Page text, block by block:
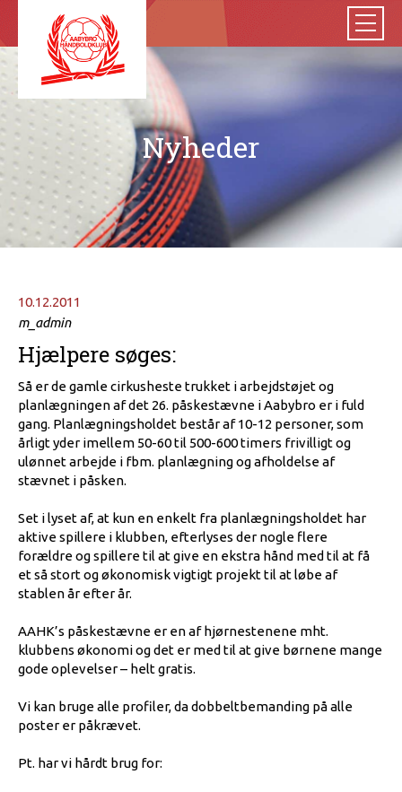
Nyheder
10.12.2011
m_admin
Hjælpere søges:
Så er de gamle cirkusheste trukket i arbejdstøjet og
planlægningen af det 26. påskestævne i Aabybro er i fuld
gang. Planlægningsholdet består af 10-12 personer, som
årligt yder imellem 50-60 til 500-600 timers frivilligt og
ulønnet arbejde i fbm. planlægning og afholdelse af
stævnet i påsken.
Set i lyset af, at kun en enkelt fra planlægningsholdet har
aktive spillere i klubben, efterlyses der nogle flere
forældre og spillere til at give en ekstra hånd med til at få
et så stort og økonomisk vigtigt projekt til at løbe af
stablen år efter år.
AAHK’s påskestævne er en af hjørnestenene mht.
klubbens økonomi og det er med til at give børnene mange
gode oplevelser – helt gratis.
Vi kan bruge alle profiler, da dobbeltbemanding på alle
poster er påkrævet.
Pt. har vi hårdt brug for: